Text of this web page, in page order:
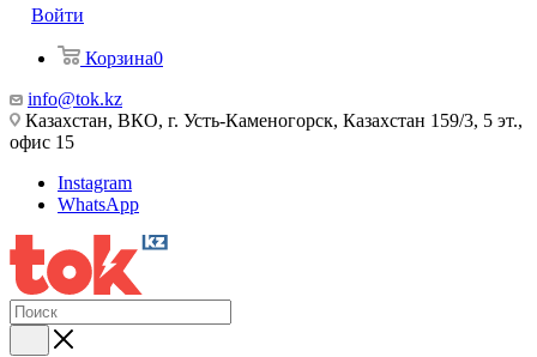
Войти
Корзина0
info@tok.kz
Казахстан, ВКО, г. Усть-Каменогорск, Казахстан 159/3, 5 эт.,
офис 15
Instagram
WhatsApp